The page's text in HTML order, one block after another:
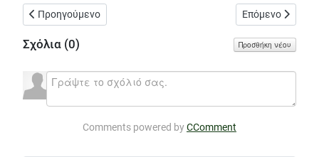
Προηγούμενο άρθρο: Κόβουν δέντρα, εξαφανίζουν το Πράσινο
Προηγούμενο Επόμενο άρθρο:
Επόμενο
Σχόλια (0) Προσθήκη νέου
Comments powered byCComment